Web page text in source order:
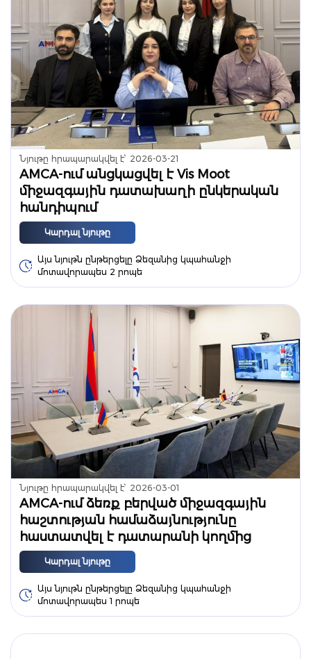
Նյութը հրապարակվել է՝ 2026-03-21
AMCA-ում անցկացվել է Vis Moot
միջազգային դատախաղի ընկերական
հանդիպում
Կարդալ նյութը
Այս նյութն ընթերցելը Ձեզանից կպահանջի
մոտավորապես 2 րոպե
Նյութը հրապարակվել է՝ 2026-03-01
AMCA-ում ձեռք բերված միջազգային
հաշտության համաձայնությունը
հաստատվել է դատարանի կողմից
Կարդալ նյութը
Այս նյութն ընթերցելը Ձեզանից կպահանջի
մոտավորապես 1 րոպե